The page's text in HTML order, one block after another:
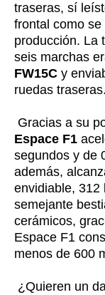
traseras, sí
frontal como
producción. La
seis marchas
FW15C y
ruedas traseras.
Gracias a su
Espace F1
segundos y de
además,
envidiable, 312
semejante
cerámicos,
Espace F1
menos de 600
¿Quieren un